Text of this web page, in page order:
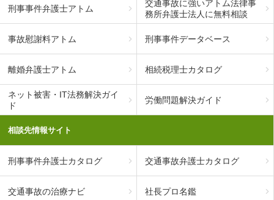
刑事事件弁護士アトム
交通事故に強いアトム法律事
務所弁護士法人に無料相談
事故慰謝料アトム 刑事事件データベース
離婚弁護士アトム 相続税理士カタログ
ネット被害・IT法務解決ガイ
ド
労働問題解決ガイド
相談先情報サイト
刑事事件弁護士カタログ 交通事故弁護士カタログ
交通事故の治療ナビ 社長プロ名鑑